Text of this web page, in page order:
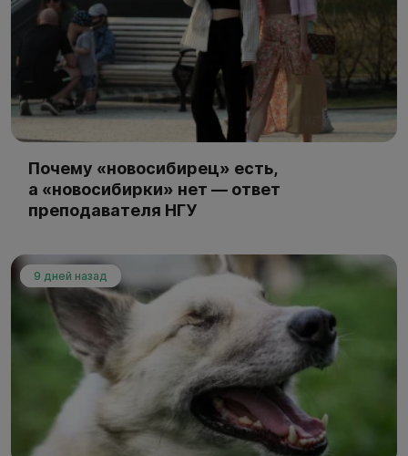
Почему «новосибирец» есть,
а «новосибирки» нет — ответ
преподавателя НГУ
9 дней назад